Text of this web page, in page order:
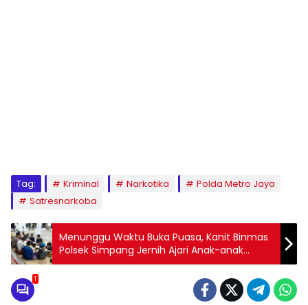
Tag: Kriminal Narkotika
Polda Metro Jaya
Satresnarkoba
Menunggu Waktu Buka Puasa, Kanit Binmas
Polsek Simpang Jernih Ajari Anak-anak
Mengaji
1